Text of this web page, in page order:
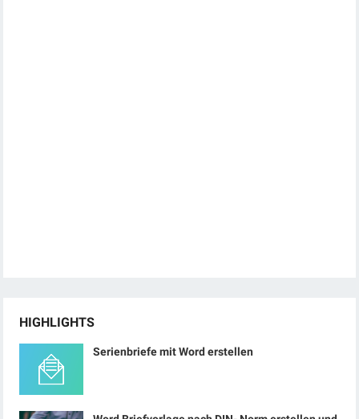
HIGHLIGHTS
Serienbriefe mit Word erstellen